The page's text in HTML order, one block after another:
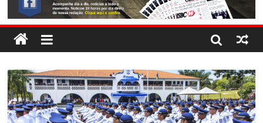
PELA FÁBRICA DA COCA-COLA!